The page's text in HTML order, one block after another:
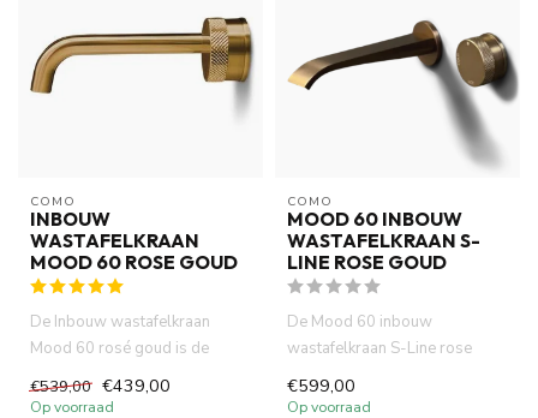
COMO
INBOUW
WASTAFELKRAAN
MOOD 60 ROSE GOUD
De Inbouw wastafelkraan
Mood 60 rosé goud is de
stijlvol...
€539,00 €439,00
Op voorraad
COMO
MOOD 60 INBOUW
WASTAFELKRAAN S-
LINE ROSE GOUD
De Mood 60 inbouw
wastafelkraan S-Line rose
DZR messi...
€599,00
Op voorraad